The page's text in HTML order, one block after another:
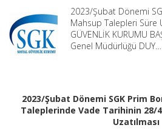
Taleplerinde
Vade
Tarihinin
28/4/2023
Tarihine
2023/Şubat Dönemi
Mahsup Talepleri Süre
GÜVENLİK KURUMU
Genel Müdürlüğü DUY…
2023/Şubat Dönemi SGK Prim
Taleplerinde Vade Tarihinin 28/
Uzatılması